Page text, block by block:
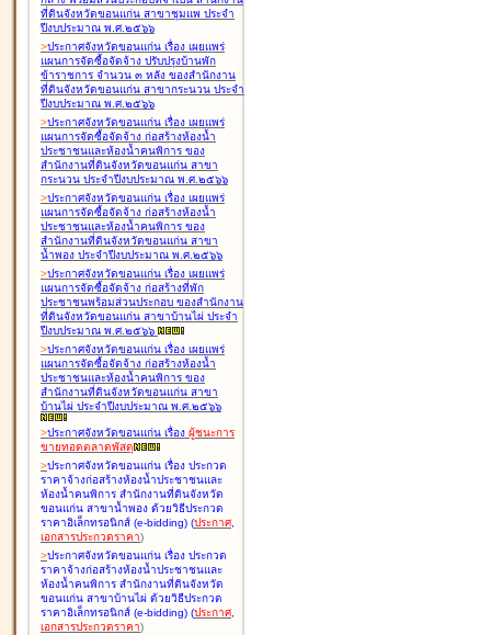
ที่ดินจังหวัดขอนแก่น สาขาชุมแพ ประจำ
ปีงบประมาณ พ.ศ.๒๕๖๖
>ประกาศจังหวัดขอนแก่น เรื่อง เผยแพร่
แผนการจัดซื้อจัดจ้าง ปรับปรุงบ้านพัก
ข้าราชการ จำนวน ๓ หลัง ของสำนักงาน
ที่ดินจังหวัดขอนแก่น สาขากระนวน ประจำ
ปีงบประมาณ พ.ศ.๒๕๖๖
>ประกาศจังหวัดขอนแก่น เรื่อง เผยแพร่
แผนการจัดซื้อจัดจ้าง ก่อสร้างห้องน้ำ
ประชาชนและห้องน้ำคนพิการ ของ
สำนักงานที่ดินจังหวัดขอนแก่น สาขา
กระนวน ประจำปีงบประมาณ พ.ศ.๒๕๖๖
>ประกาศจังหวัดขอนแก่น เรื่อง เผยแพร่
แผนการจัดซื้อจัดจ้าง ก่อสร้างห้องน้ำ
ประชาชนและห้องน้ำคนพิการ ของ
สำนักงานที่ดินจังหวัดขอนแก่น สาขา
น้ำพอง ประจำปีงบประมาณ พ.ศ.๒๕๖๖
>ประกาศจังหวัดขอนแก่น เรื่อง เผยแพร่
แผนการจัดซื้อจัดจ้าง ก่อสร้างที่พัก
ประชาชนพร้อมส่วนประกอบ ของสำนักงาน
ที่ดินจังหวัดขอนแก่น สาขาบ้านไผ่ ประจำ
ปีงบประมาณ พ.ศ.๒๕๖๖
>ประกาศจังหวัดขอนแก่น เรื่อง เผยแพร่
แผนการจัดซื้อจัดจ้าง ก่อสร้างห้องน้ำ
ประชาชนและห้องน้ำคนพิการ ของ
สำนักงานที่ดินจังหวัดขอนแก่น สาขา
บ้านไผ่ ประจำปีงบประมาณ พ.ศ.๒๕๖๖
>ประกาศจังหวัดขอนแก่น เรื่อง ผู้ชนะการ
ขายทอดตลาดพัสดุ
>ประกาศจังหวัดขอนแก่น เรื่อง ประกวด
ราคาจ้างก่อสร้างห้องน้ำประชาชนและ
ห้องน้ำคนพิการ สำนักงานที่ดินจังหวัด
ขอนแก่น สาขาน้ำพอง ด้วยวิธีประกวด
ราคาอิเล็กทรอนิกส์ (e-bidding) (ประกาศ,
เอกสารประกวดราคา)
>ประกาศจังหวัดขอนแก่น เรื่อง ประกวด
ราคาจ้างก่อสร้างห้องน้ำประชาชนและ
ห้องน้ำคนพิการ สำนักงานที่ดินจังหวัด
ขอนแก่น สาขาบ้านไผ่ ด้วยวิธีประกวด
ราคาอิเล็กทรอนิกส์ (e-bidding) (ประกาศ,
เอกสารประกวดราคา)